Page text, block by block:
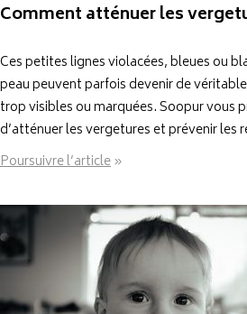
Comment atténuer les
Ces petites lignes violacées, bleues ou
peau peuvent parfois devenir de
trop visibles ou marquées. Soopur vous
d’atténuer les vergetures et prévenir les
Poursuivre l’article»